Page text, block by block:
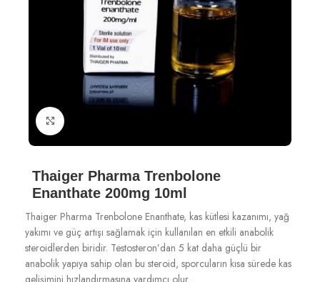
Thaiger Pharma Trenbolone
Enanthate 200mg 10ml
Thaiger Pharma Trenbolone Enanthate, kas kütlesi kazanımı, yağ
yakımı ve güç artışı sağlamak için kullanılan en etkili anabolik
steroidlerden biridir. Testosteron’dan 5 kat daha güçlü bir
anabolik yapıya sahip olan bu steroid, sporcuların kısa sürede kas
gelişimini hızlandırmasına yardımcı olur.